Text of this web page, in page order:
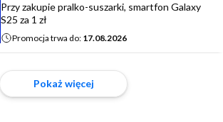
Przy zakupie pralko-suszarki, smartfon Galaxy
S25 za 1 zł
Promocja trwa do: 17.08.2026
Pokaż więcej